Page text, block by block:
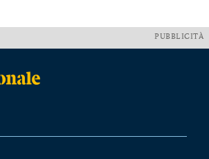
PUBBLICITÀ